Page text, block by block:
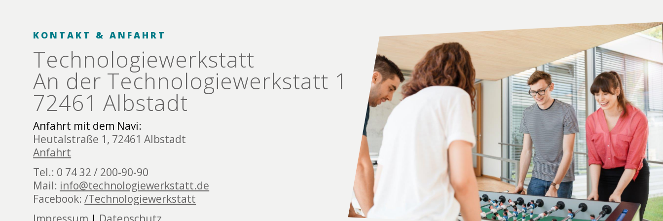
KONTAKT & ANFAHRT
Technologie­werkstatt
An der Technologie­werkstatt 1
72461 Albstadt
Anfahrt mit dem Navi:
Heutalstraße 1, 72461 Albstadt
Anfahrt
Tel.: 0 74 32 / 200-90-90
Mail: info@technologiewerkstatt.de
Facebook:/Technologiewerkstatt